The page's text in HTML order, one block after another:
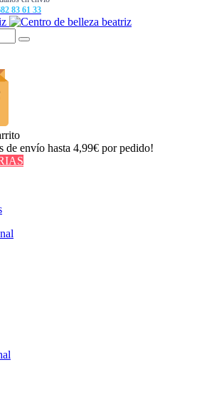
83 61 33
de envío hasta 4,99€ por pedido!